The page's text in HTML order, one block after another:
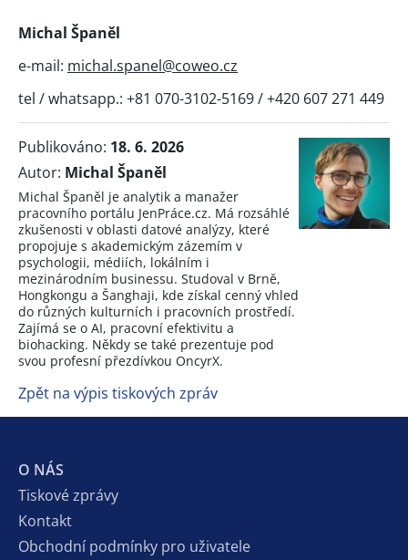
Michal Španěl
e-mail: michal.spanel@coweo.cz
tel / whatsapp.: +81 070-3102-5169 / +420 607 271 449
Publikováno: 18. 6. 2026
Autor: Michal Španěl
Michal Španěl je analytik a manažer
pracovního portálu JenPráce.cz. Má rozsáhlé
zkušenosti v oblasti datové analýzy, které
propojuje s akademickým zázemím v
psychologii, médiích, lokálním i
mezinárodním businessu. Studoval v Brně,
Hongkongu a Šanghaji, kde získal cenný vhled
do různých kulturních i pracovních prostředí.
Zajímá se o AI, pracovní efektivitu a
biohacking. Někdy se také prezentuje pod
svou profesní přezdívkou OncyrX.
Zpět na výpis tiskových zpráv
O NÁS
Tiskové zprávy
Kontakt
Obchodní podmínky pro uživatele